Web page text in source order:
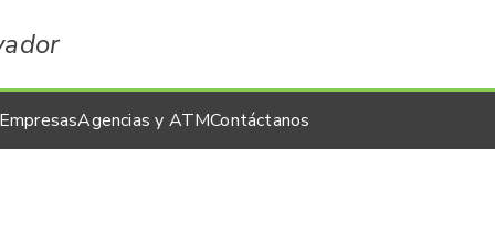
Agencias y ATMContáctanos